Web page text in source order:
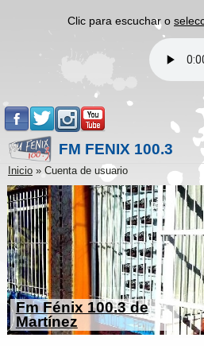
Clic para escuchar o
. . .
FM FENIX 100.3
Usted está aquí
Inicio » Cuenta de usuario
Fm Fénix 100.3 de
Martínez